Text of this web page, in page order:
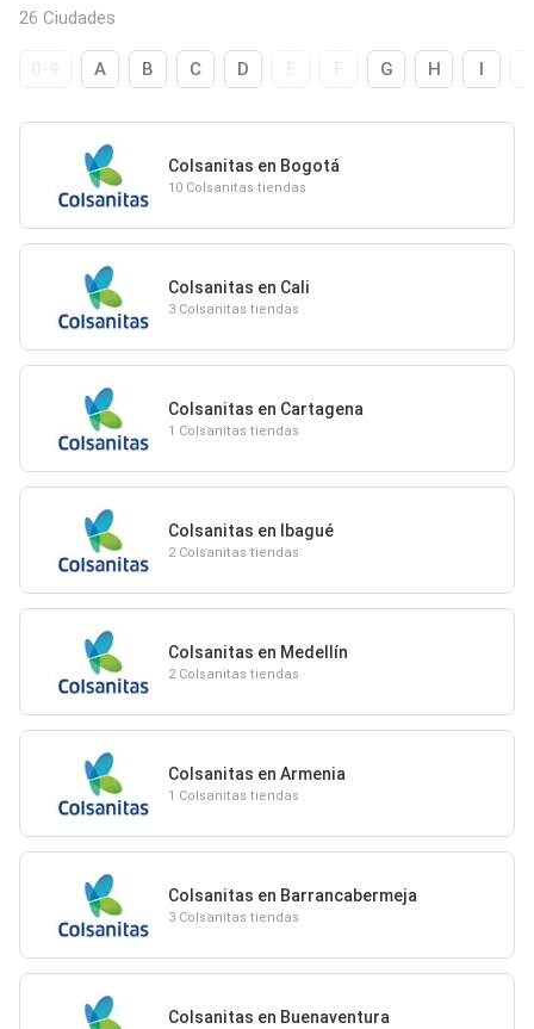
26 Ciudades
A B C D G H I
Colsanitas en Bogotá
10 Colsanitas tiendas
Colsanitas en Cali
3 Colsanitas tiendas
Colsanitas en Cartagena
1 Colsanitas tiendas
Colsanitas en Ibagué
2 Colsanitas tiendas
Colsanitas en Medellín
2 Colsanitas tiendas
Colsanitas en Armenia
1 Colsanitas tiendas
Colsanitas en Barrancabermeja
3 Colsanitas tiendas
Colsanitas en Buenaventura